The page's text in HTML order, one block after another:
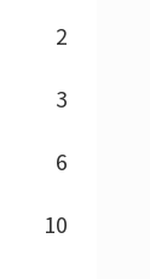
2
3
6
10